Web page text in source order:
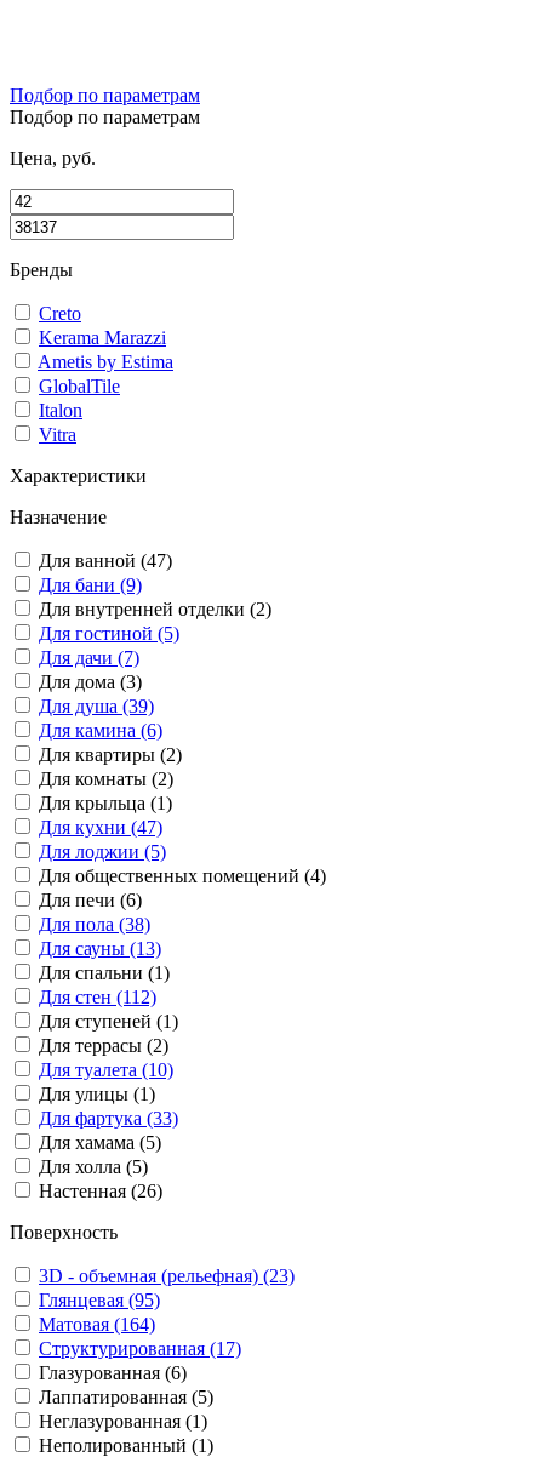
Подбор по параметрам
Подбор по параметрам
Цена, руб.
Бренды
Creto
Kerama Marazzi
Ametis by Estima
GlobalTile
Italon
Vitra
Характеристики
Назначение
Для ванной (47)
Для бани (9)
Для внутренней отделки (2)
Для гостиной (5)
Для дачи (7)
Для дома (3)
Для душа (39)
Для камина (6)
Для квартиры (2)
Для комнаты (2)
Для крыльца (1)
Для кухни (47)
Для лоджии (5)
Для общественных помещений (4)
Для печи (6)
Для пола (38)
Для сауны (13)
Для спальни (1)
Для стен (112)
Для ступеней (1)
Для террасы (2)
Для туалета (10)
Для улицы (1)
Для фартука (33)
Для хамама (5)
Для холла (5)
Настенная (26)
Поверхность
3D - объемная (рельефная) (23)
Глянцевая (95)
Матовая (164)
Структурированная (17)
Глазурованная (6)
Лаппатированная (5)
Неглазурованная (1)
Неполированный (1)